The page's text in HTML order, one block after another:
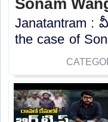
Sonam
Janatantram
the case of